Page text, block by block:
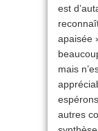
est
apaisée
mais
autres